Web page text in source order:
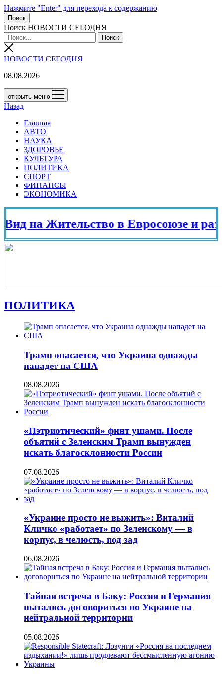
Нажмите "Enter" для перехода к содержанию
Поиск
Поиск НОВОСТИ СЕГОДНЯ
НОВОСТИ СЕГОДНЯ
08.08.2026
открыть меню
Назад
Главная
АВТО
НАУКА
ЗДОРОВЬЕ
КУЛЬТУРА
ПОЛИТИКА
СПОРТ
ФИНАНСЫ
ЭКОНОМИКА
Жительство в Евросоюзе и разных
ПОЛИТИКА
Трамп опасается, что Украина однажды
нападет на США
08.08.2026
«Пэтриотический» финт ушами. После
объятий с Зеленским Трамп вынужден
искать благосклонности России
07.08.2026
«Украине просто не выжить»: Виталий
Кличко «работает» по Зеленскому — в
корпус, в челюсть, под зад
06.08.2026
Тайная встреча в Баку: Россия и Германия
пытались договориться по Украине на
нейтральной территории
05.08.2026